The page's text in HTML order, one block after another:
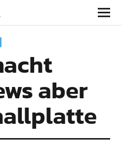
aber